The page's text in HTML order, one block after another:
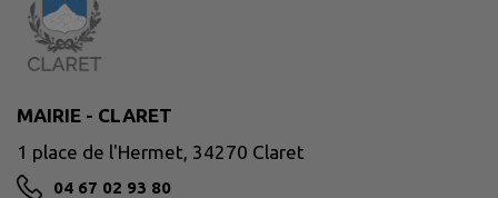
MAIRIE - CLARET
1 place de l'Hermet, 34270 Claret
04 67 02 93 80